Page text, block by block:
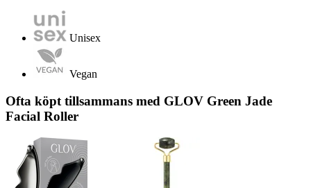
Unisex
Vegan
Ofta köpt tillsammans med GLOV Green Jade
Facial Roller